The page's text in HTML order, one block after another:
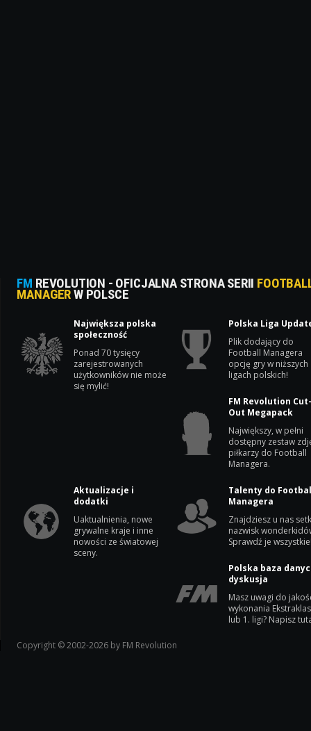
FM REVOLUTION - OFICJALNA STRONA SERII
MANAGERW POLSCE
Największa polska
społeczność
Ponad 70 tysięcy
zarejestrowanych
użytkowników nie może
się mylić!
Polska Liga
Plik dodający do
Football Managera
opcję gry w niższych
ligach polskich!
FM Revolution
Out Megapack
Największy, w pełni
dostępny zestaw
piłkarzy do Football
Managera.
Aktualizacje i
dodatki
Uaktualnienia, nowe
grywalne kraje i inne
nowości ze światowej
sceny.
Talenty do
Managera
Znajdziesz u nas
nazwisk
Sprawdź je
Polska baza
dyskusja
Masz uwagi do
wykonania
lub 1. ligi? Napisz
Copyright © 2002-2026 by FM Revolution